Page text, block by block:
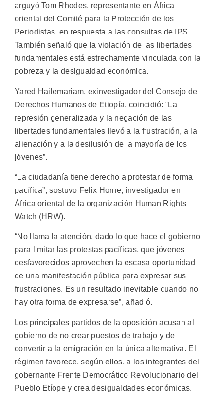
arguyó Tom Rhodes, representante en África
oriental del Comité para la Protección de los
Periodistas, en respuesta a las consultas de IPS.
También señaló que la violación de las libertades
fundamentales está estrechamente vinculada con la
pobreza y la desigualdad económica.
Yared Hailemariam, exinvestigador del Consejo de
Derechos Humanos de Etiopía, coincidió: “La
represión generalizada y la negación de las
libertades fundamentales llevó a la frustración, a la
alienación y a la desilusión de la mayoría de los
jóvenes”.
“La ciudadanía tiene derecho a protestar de forma
pacífica”, sostuvo Felix Horne, investigador en
África oriental de la organización Human Rights
Watch (HRW).
“No llama la atención, dado lo que hace el gobierno
para limitar las protestas pacíficas, que jóvenes
desfavorecidos aprovechen la escasa oportunidad
de una manifestación pública para expresar sus
frustraciones. Es un resultado inevitable cuando no
hay otra forma de expresarse”, añadió.
Los principales partidos de la oposición acusan al
gobierno de no crear puestos de trabajo y de
convertir a la emigración en la única alternativa. El
régimen favorece, según ellos, a los integrantes del
gobernante Frente Democrático Revolucionario del
Pueblo Etíope y crea desigualdades económicas.